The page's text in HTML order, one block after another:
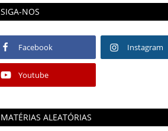
SIGA-NOS
Facebook Instagram
Youtube
MATÉRIAS ALEATÓRIAS